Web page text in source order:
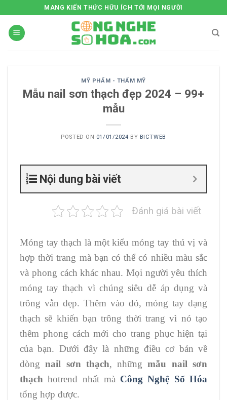
to
content
MANG KIẾN THỨC HỮU ÍCH TỚI MỌI NGƯỜI
MỸ PHẨM - THẨM MỸ
Mẫu nail sơn thạch đẹp 2024 – 99+
mẫu
POSTED ON 01/01/2024 BY BICTWEB
Nội dung bài viết
Đánh giá bài viết
Móng tay thạch là một kiểu móng tay thú vị và
hợp thời trang mà bạn có thể có nhiều màu sắc
và phong cách khác nhau. Mọi người yêu thích
móng tay thạch vì chúng siêu dễ áp ​​dụng và
trông vẫn đẹp. Thêm vào đó, móng tay dạng
thạch sẽ khiến bạn trông thời trang vì nó tạo
thêm phong cách mới cho trang phục hiện tại
của bạn. Dưới đây là những điều cơ bản về
dòngnail sơn thạch, nhữngmẫu nail sơn
thạch hotrend nhất mà Công Nghệ Số Hóa
tổng hợp được.